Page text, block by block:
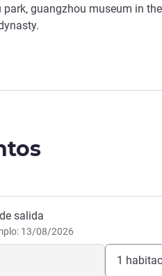
park, guangzhou museum in
salida
13/08/2026
1